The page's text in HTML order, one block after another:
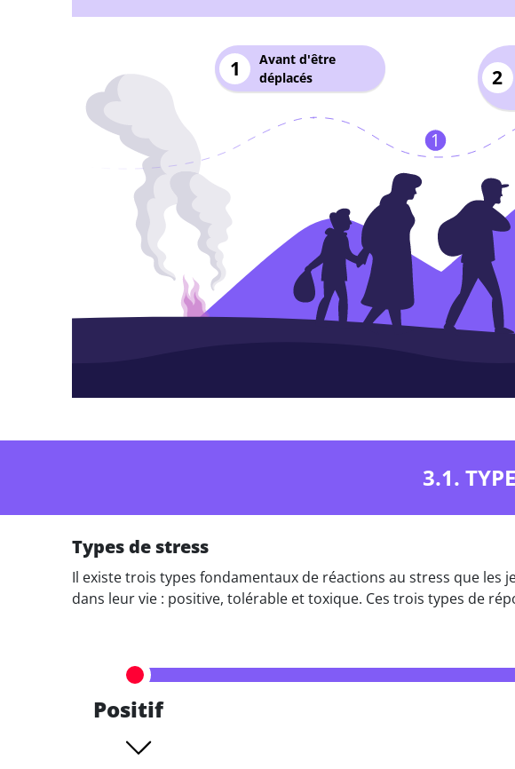
1
1
1
Avant d'être
déplacés
2
3.1.
Types de stress
Il existe trois types fondamentaux de réactions au stress que
dans leur vie : positive, tolérable et toxique. Ces trois types de
Positif